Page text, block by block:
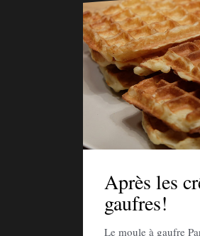
Après les
gaufres!
Le moule à gaufre